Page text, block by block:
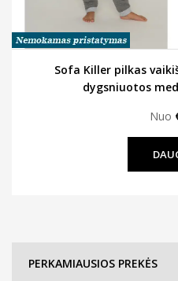
Sofa Killer pilkas
dygsniuotos
Nuo
PERKAMIAUSIOS PREKĖS